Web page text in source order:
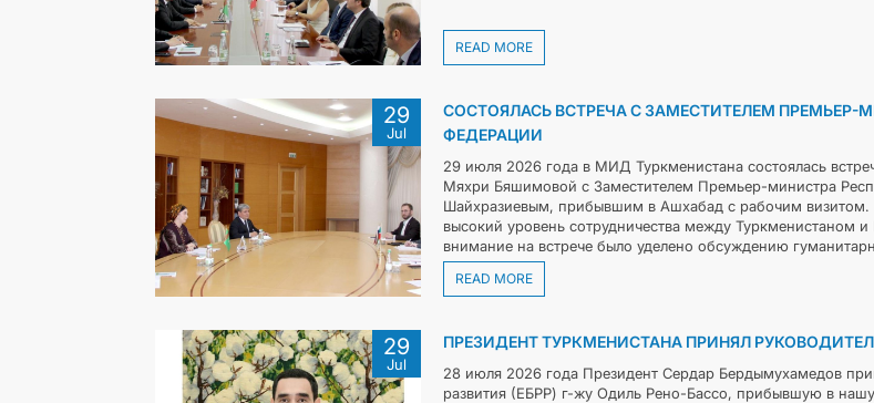
READ MORE
29
Jul
СОСТОЯЛАСЬ ВСТРЕЧА С ЗАМЕСТИТЕЛЕМ
ФЕДЕРАЦИИ
29 июля 2026 года в МИД Туркменистана состоялась
Мяхри Бяшимовой с Заместителем Премьер-министра
Шайхразиевым, прибывшим в Ашхабад с рабочим визитом.
высокий уровень сотрудничества между Туркменистаном
внимание на встрече было уделено обсуждению
READ MORE
29
Jul
ПРЕЗИДЕНТ ТУРКМЕНИСТАНА ПРИНЯЛ
28 июля 2026 года Президент Сердар Бердымухамедов
развития (ЕБРР) г-жу Одиль Рено-Бассо, прибывшую в нашу